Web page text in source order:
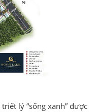
lý “sống xanh” được